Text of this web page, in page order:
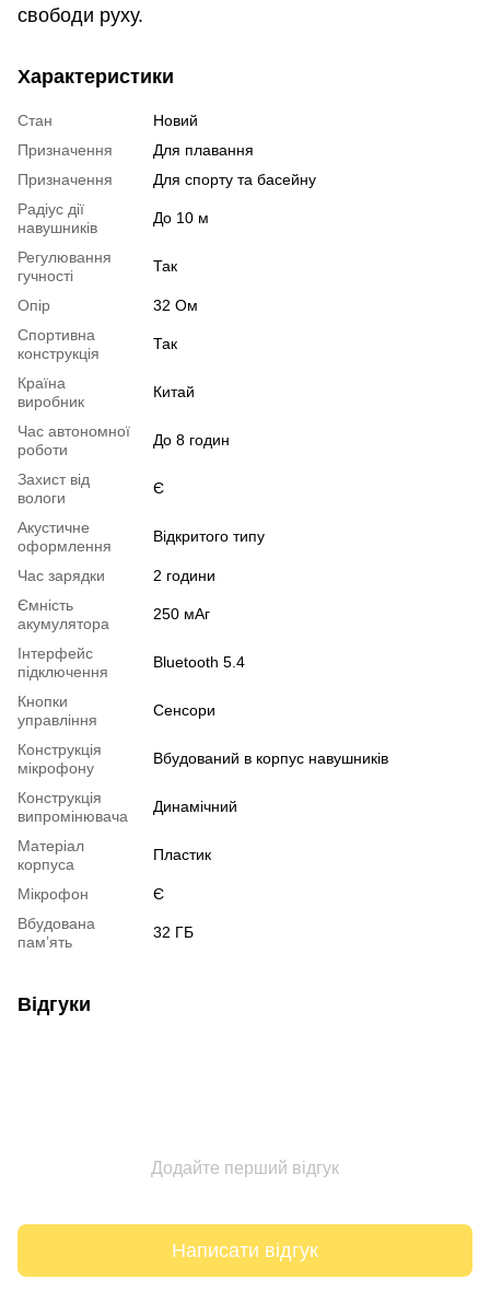
свободи руху.
Характеристики
Стан
Новий
Призначення
Для плавання
Призначення
Для спорту та басейну
Радіус дії
навушників
До 10 м
Регулювання
гучності
Так
Опір
32 Ом
Спортивна
конструкція
Так
Країна
виробник
Китай
Час автономної
роботи
До 8 годин
Захист від
вологи
Є
Акустичне
оформлення
Відкритого типу
Час зарядки
2 години
Ємність
акумулятора
250 мАг
Інтерфейс
підключення
Bluetooth 5.4
Кнопки
управління
Сенсори
Конструкція
мікрофону
Вбудований в корпус навушників
Конструкція
випромінювача
Динамічний
Матеріал
корпуса
Пластик
Мікрофон
Є
Вбудована
памʼять
32 ГБ
Відгуки
Додайте перший відгук
Написати відгук